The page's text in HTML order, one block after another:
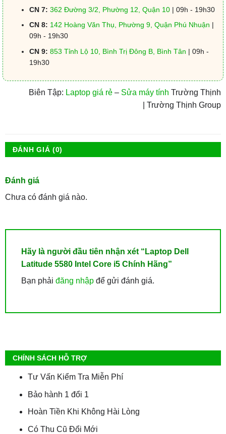
CN 7: 362 Đường 3/2, Phường 12, Quận 10| 09h - 19h30
CN 8: 142 Hoàng Văn Thụ, Phường 9, Quận Phú Nhuận |
09h - 19h30
CN 9: 853 Tỉnh Lộ 10, Bình Trị Đông B, Bình Tân | 09h -
19h30
Biên Tập: Laptop giá rẻ – Sửa máy tính Trường Thịnh
| Trường Thịnh Group
ĐÁNH GIÁ (0)
Đánh giá
Chưa có đánh giá nào.
Hãy là người đầu tiên nhận xét “Laptop Dell
Latitude 5580 Intel Core i5 Chính Hãng”
Bạn phải đăng nhậpđể gửi đánh giá.
CHÍNH SÁCH HỖ TRỢ
Tư Vấn Kiểm Tra Miễn Phí
Bảo hành 1 đổi 1
Hoàn Tiền Khi Không Hài Lòng
Có Thu Cũ Đổi Mới